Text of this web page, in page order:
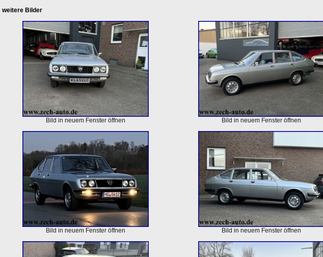
weitere Bilder
Bild in neuem Fenster öffnen Bild in neuem Fenster öffnen
Bild in neuem Fenster öffnen Bild in neuem Fenster öffnen